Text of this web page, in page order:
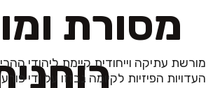
מסורת
מורשת עתיקה וייחודית קיימת ליהודי
העדויות הפיזיות לקיומה נבזזו על ידי